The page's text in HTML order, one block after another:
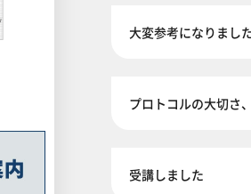
大変参考になりました
プロトコルの大切さ
受講しました